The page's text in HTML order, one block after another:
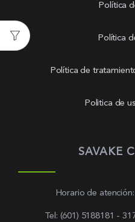
Política
Política
Política de
Politica de
SAVAKE
Horario de
Tel: (601) 5188181 -